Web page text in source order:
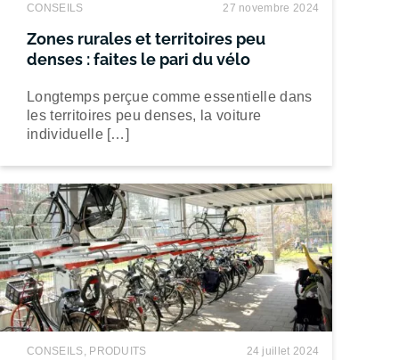
CONSEILS 27 novembre 2024
Zones rurales et territoires peu
denses : faites le pari du vélo
Longtemps perçue comme essentielle dans
les territoires peu denses, la voiture
individuelle […]
CONSEILS, PRODUITS 24 juillet 2024